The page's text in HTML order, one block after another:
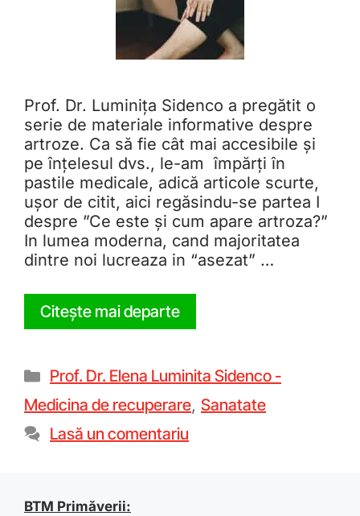
Prof. Dr. Luminița Sidenco a pregătit o
serie de materiale informative despre
artroze. Ca să fie cât mai accesibile și
pe înțelesul dvs., le-am împărți în
pastile medicale, adică articole scurte,
ușor de citit, aici regăsindu-se partea I
despre ”Ce este și cum apare artroza?”
In lumea moderna, cand majoritatea
dintre noi lucreaza in “asezat” …
Citește mai departe
Prof. Dr. Elena Luminita Sidenco -
Medicina de recuperare, Sanatate
Lasă un comentariu
BTM Primăverii: